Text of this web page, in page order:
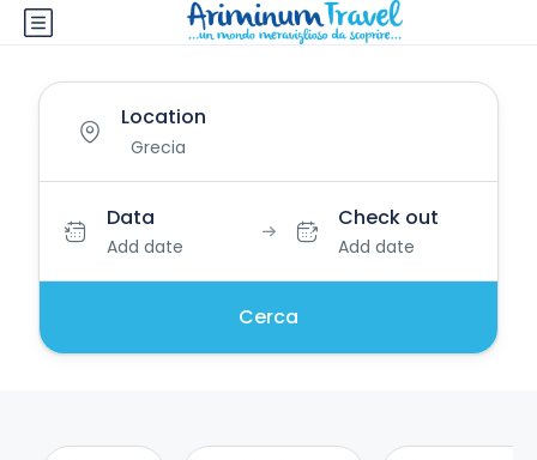
Location
Data
Add date
Check out
Add date
Cerca